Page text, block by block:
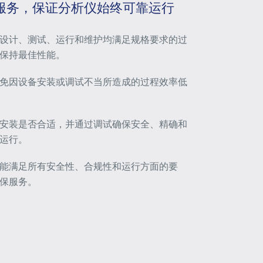
务，保证分析仪始终可靠运行
计、测试、运行和维护均满足规格要求的过
持最佳性能。
因设备安装或调试不当所造成的过程效率低
装是否合适，并通过调试确保安全、精确和
运行。
能满足所有安全性、合规性和运行方面的要
服务。